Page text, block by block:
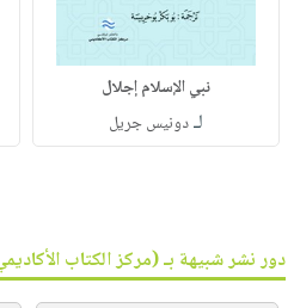
نبي الإسلام إجلال
لـدونيس جريل
دور نشر شبيهة بـ (مركز الكتاب